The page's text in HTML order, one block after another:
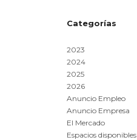
Categorías
2023
2024
2025
2026
Anuncio Empleo
Anuncio Empresa
El Mercado
Espacios disponibles